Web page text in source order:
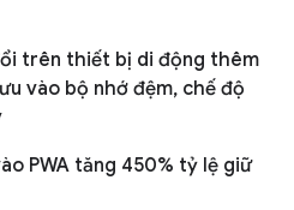
trên thiết bị di động thêm
vào bộ nhớ đệm, chế độ
PWA tăng 450% tỷ lệ giữ